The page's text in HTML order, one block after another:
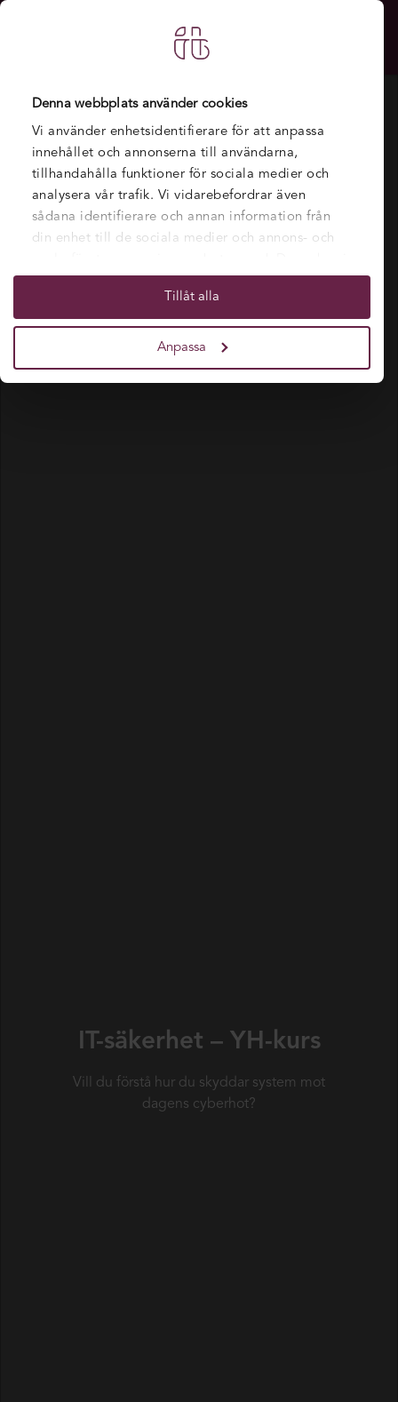
Denna webbplats använder cookies
Vi använder enhetsidentifierare för att anpassa
innehållet och annonserna till användarna,
tillhandahålla funktioner för sociala medier och
analysera vår trafik. Vi vidarebefordrar även
sådana identifierare och annan information från
din enhet till de sociala medier och annons- och
information som du har tillhandahållit eller som
de har samlat in när du har använt deras tjänster.
Tillåt alla
Anpassa
IT-säkerhet – YH-kurs
Vill du förstå hur du skyddar system mot
dagens cyberhot?